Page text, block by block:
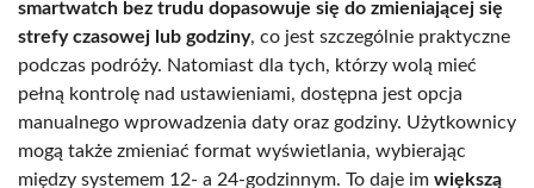
smartwatch bez trudu dopasowuje się do zmieniającej się
strefy czasowej lub godziny, co jest szczególnie praktyczne
podczas podróży. Natomiast dla tych, którzy wolą mieć
pełną kontrolę nad ustawieniami, dostępna jest opcja
manualnego wprowadzenia daty oraz godziny. Użytkownicy
mogą także zmieniać format wyświetlania, wybierając
między systemem 12- a 24-godzinnym. To daje im większą